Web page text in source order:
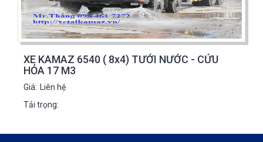
XE KAMAZ 6540 ( 8x4) TƯỚI NƯỚC - CỨU
HỎA 17 M3
Giá: Liên hệ
Tải trọng: